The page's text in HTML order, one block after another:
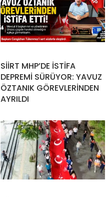
SİİRT MHP’DE İSTİFA
DEPREMİ SÜRÜYOR: YAVUZ
ÖZTANIK GÖREVLERİNDEN
AYRILDI